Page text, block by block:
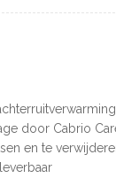
door Cabrio
en te